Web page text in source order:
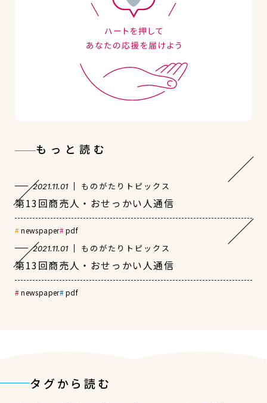
もっと読む
2021.11.01 ものがたりトピックス
第13回商売人・おせっかい人通信
newspaper pdf
2021.11.01 ものがたりトピックス
第13回商売人・おせっかい人通信
newspaper pdf
タグから読む